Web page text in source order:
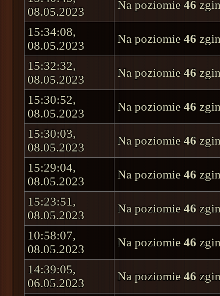
08.05.2023
Na poziomie46
15:34:08,
08.05.2023
Na poziomie 46
15:32:32,
08.05.2023
Na poziomie46
15:30:52,
08.05.2023
Na poziomie 46
15:30:03,
08.05.2023
Na poziomie46
15:29:04,
08.05.2023
Na poziomie 46
15:23:51,
08.05.2023
Na poziomie46
10:58:07,
08.05.2023
Na poziomie 46
14:39:05,
06.05.2023
Na poziomie46